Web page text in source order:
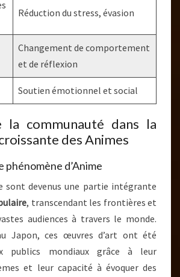
Réduction du stress, évasion
Changement de comportement
et de réflexion
Soutien émotionnel et social
communauté dans la
des Animes
phénomène d’Anime
sont devenus une partie intégrante
, transcendant les frontières et
audiences à travers le monde.
Japon, ces œuvres d’art ont été
publics mondiaux grâce à leur
et leur capacité à évoquer des